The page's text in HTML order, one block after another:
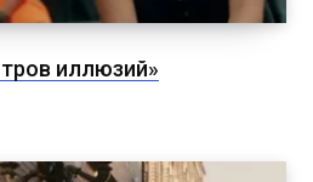
иллюзий»